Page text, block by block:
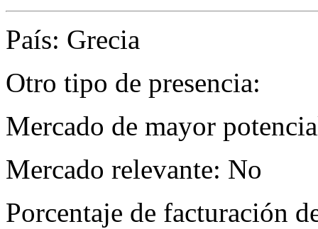
País: Grecia
Otro tipo de presencia:
Mercado de mayor
Mercado relevante: No
Porcentaje de facturación